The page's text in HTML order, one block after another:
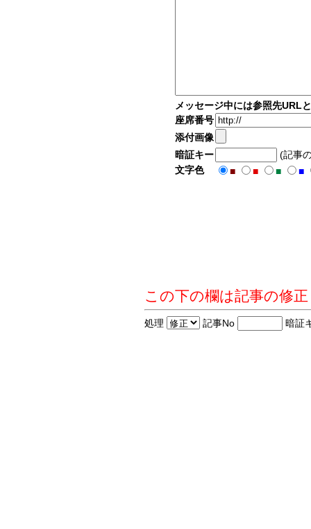
メッセージ中には参照先URL
座席番号
添付画像
暗証キー
(記事
文字色
■ ■ ■ ■
この下の欄は記事の修
処理 記事No 暗証